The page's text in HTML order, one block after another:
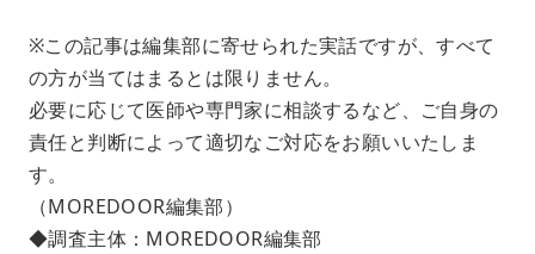
※この記事は編集部に寄せられた実話ですが、すべて
の方が当てはまるとは限りません。
必要に応じて医師や専門家に相談するなど、ご自身の
責任と判断によって適切なご対応をお願いいたしま
す。
（MOREDOOR編集部）
◆調査主体：MOREDOOR編集部